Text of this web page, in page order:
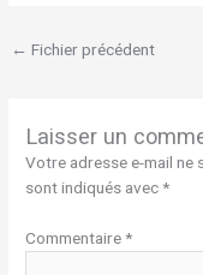
← Fichier précédent
Laisser un
Votre adresse e-mail ne
sont indiqués avec*
Commentaire*